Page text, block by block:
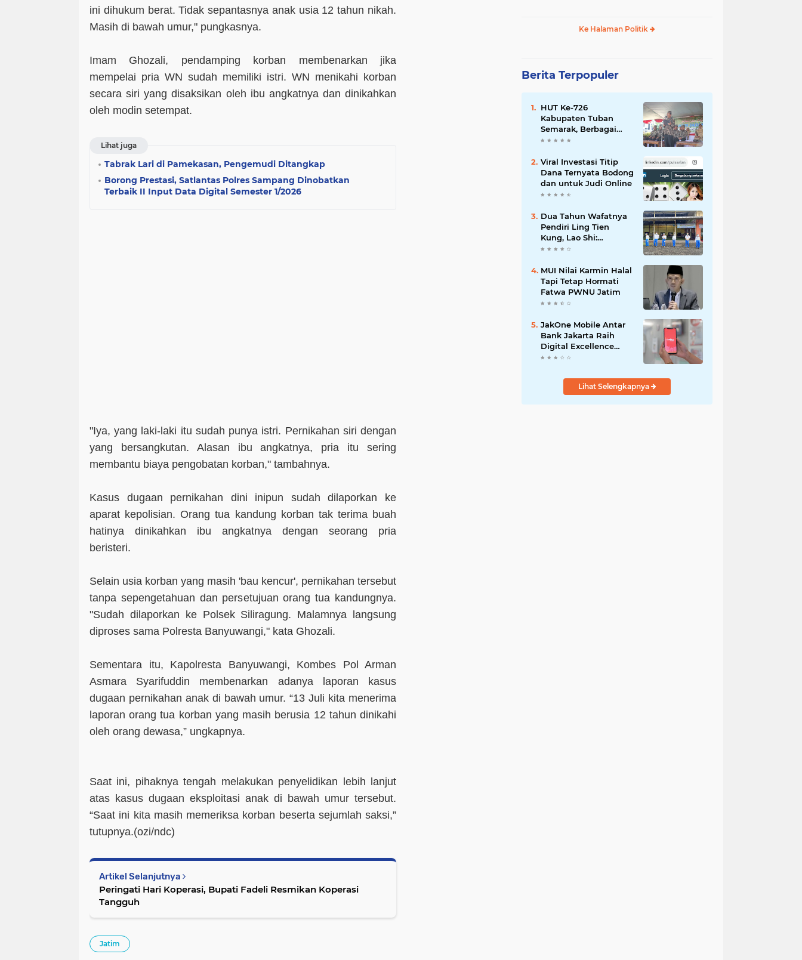
ini dihukum berat. Tidak sepantasnya anak usia 12 tahun nikah.
Masih di bawah umur," pungkasnya.
Imam Ghozali, pendamping korban membenarkan jika
mempelai pria WN sudah memiliki istri. WN menikahi korban
secara siri yang disaksikan oleh ibu angkatnya dan dinikahkan
oleh modin setempat.
Lihat juga
Tabrak Lari di Pamekasan, Pengemudi Ditangkap
Borong Prestasi, Satlantas Polres Sampang Dinobatkan
Terbaik II Input Data Digital Semester 1/2026
"Iya, yang laki-laki itu sudah punya istri. Pernikahan siri dengan
yang bersangkutan. Alasan ibu angkatnya, pria itu sering
membantu biaya pengobatan korban," tambahnya.
Kasus dugaan pernikahan dini inipun sudah dilaporkan ke
aparat kepolisian. Orang tua kandung korban tak terima buah
hatinya dinikahkan ibu angkatnya dengan seorang pria
beristeri.
Selain usia korban yang masih 'bau kencur', pernikahan tersebut
tanpa sepengetahuan dan persetujuan orang tua kandungnya.
"Sudah dilaporkan ke Polsek Siliragung. Malamnya langsung
diproses sama Polresta Banyuwangi," kata Ghozali.
Sementara itu, Kapolresta Banyuwangi, Kombes Pol Arman
Asmara Syarifuddin membenarkan adanya laporan kasus
dugaan pernikahan anak di bawah umur. “13 Juli kita menerima
laporan orang tua korban yang masih berusia 12 tahun dinikahi
oleh orang dewasa,” ungkapnya.
Saat ini, pihaknya tengah melakukan penyelidikan lebih lanjut
atas kasus dugaan eksploitasi anak di bawah umur tersebut.
“Saat ini kita masih memeriksa korban beserta sejumlah saksi,”
tutupnya.(ozi/ndc)
Artikel Selanjutnya
Peringati Hari Koperasi, Bupati Fadeli Resmikan Koperasi
Tangguh
Jatim
Ke Halaman Politik
Berita Terpopuler
HUT Ke-726
Kabupaten Tuban
Semarak, Berbagai
Prestasinya Pun
Viral Investasi Titip
Dana Ternyata Bodong
dan untuk Judi Online
Dua Tahun Wafatnya
Pendiri Ling Tien
Kung, Lao Shi:
Amanah Harus Kita
MUI Nilai Karmin Halal
Tapi Tetap Hormati
Fatwa PWNU Jatim
JakOne Mobile Antar
Bank Jakarta Raih
Digital Excellence
Awards 2026
Lihat Selengkapnya